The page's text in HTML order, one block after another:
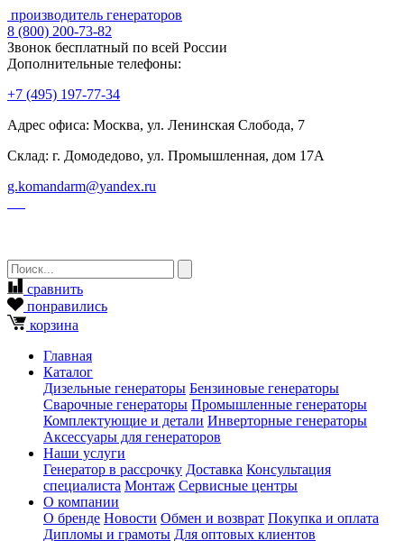
производитель генераторов
8 (800) 200-73-82
Звонок бесплатный по всей России
Дополнительные телефоны:
+7 (495) 197-77-34
Адрес офиса: Москва, ул. Ленинская Слобода, 7
Склад: г. Домодедово, ул. Промышленная, дом 17А
g.komandarm@yandex.ru
сравнить
понравились
корзина
Главная
Каталог
Дизельные генераторы Бензиновые генераторы
Сварочные генераторы Промышленные генераторы
Комплектующие и детали Инверторные генераторы
Аксессуары для генераторов
Наши услуги
Генератор в рассрочку Доставка Консультация
специалиста Монтаж Сервисные центры
О компании
О бренде Новости Обмен и возврат Покупка и оплата
Дипломы и грамоты Для оптовых клиентов